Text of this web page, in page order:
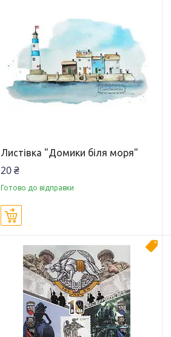
Листівка "Домики біля моря"
20 ₴
Готово до відправки